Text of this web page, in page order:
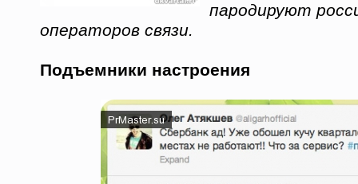
пародируют
операторов связи.
Подъемники настроения